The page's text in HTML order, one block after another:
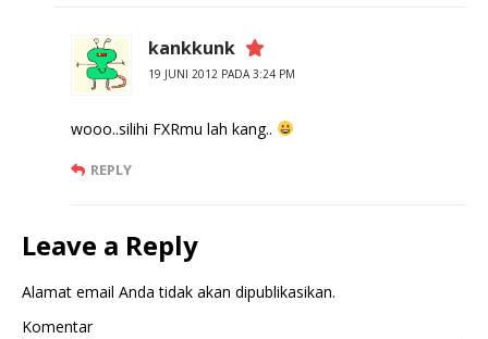
kankkunk
19 JUNI 2012 PADA 3:24 PM
wooo..silihi FXRmu lah kang..
REPLY
Leave a Reply
Alamat email Anda tidak akan dipublikasikan.
Komentar